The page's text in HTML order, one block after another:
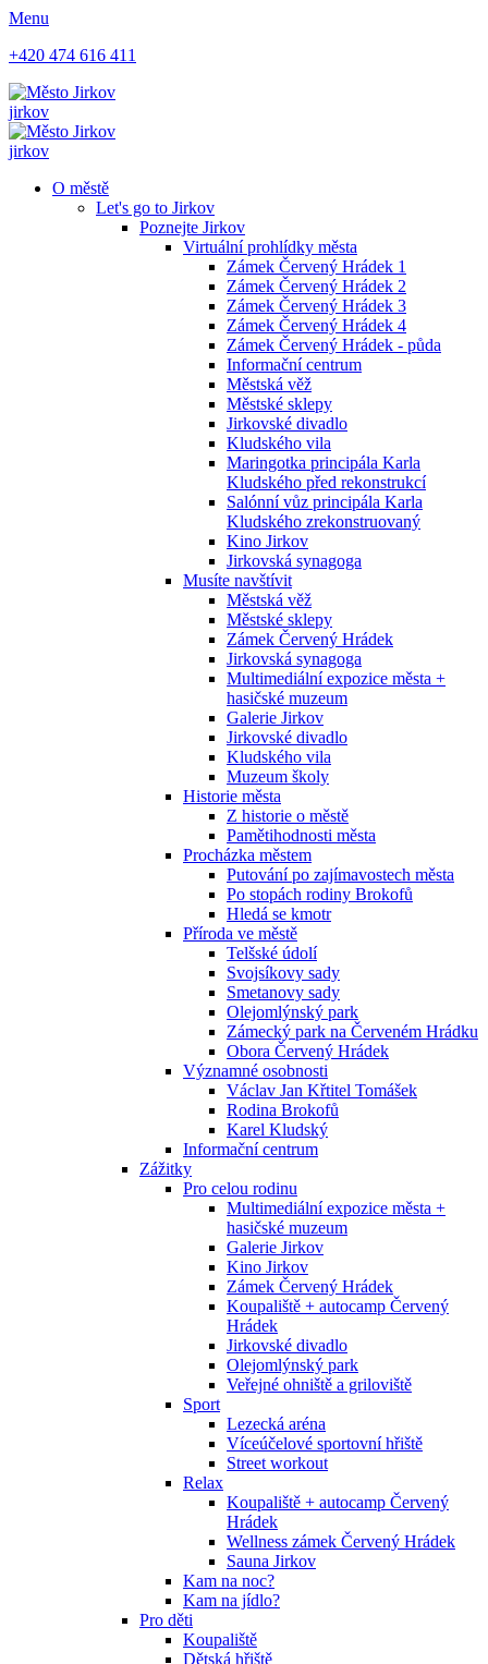
Menu
+420 474 616 411
jirkov
jirkov
O městě
Let's go to Jirkov
Poznejte Jirkov
Virtuální prohlídky města
Zámek Červený Hrádek 1
Zámek Červený Hrádek 2
Zámek Červený Hrádek 3
Zámek Červený Hrádek 4
Zámek Červený Hrádek - půda
Informační centrum
Městská věž
Městské sklepy
Jirkovské divadlo
Kludského vila
Maringotka principála Karla
Kludského před rekonstrukcí
Salónní vůz principála Karla
Kludského zrekonstruovaný
Kino Jirkov
Jirkovská synagoga
Musíte navštívit
Městská věž
Městské sklepy
Zámek Červený Hrádek
Jirkovská synagoga
Multimediální expozice města +
hasičské muzeum
Galerie Jirkov
Jirkovské divadlo
Kludského vila
Muzeum školy
Historie města
Z historie o městě
Pamětihodnosti města
Procházka městem
Putování po zajímavostech města
Po stopách rodiny Brokofů
Hledá se kmotr
Příroda ve městě
Telšské údolí
Svojsíkovy sady
Smetanovy sady
Olejomlýnský park
Zámecký park na Červeném Hrádku
Obora Červený Hrádek
Významné osobnosti
Václav Jan Křtitel Tomášek
Rodina Brokofů
Karel Kludský
Informační centrum
Zážitky
Pro celou rodinu
Multimediální expozice města +
hasičské muzeum
Galerie Jirkov
Kino Jirkov
Zámek Červený Hrádek
Koupaliště + autocamp Červený
Hrádek
Jirkovské divadlo
Olejomlýnský park
Veřejné ohniště a griloviště
Sport
Lezecká aréna
Víceúčelové sportovní hřiště
Street workout
Relax
Koupaliště + autocamp Červený
Hrádek
Wellness zámek Červený Hrádek
Sauna Jirkov
Kam na noc?
Kam na jídlo?
Pro děti
Koupaliště
Dětská hřiště